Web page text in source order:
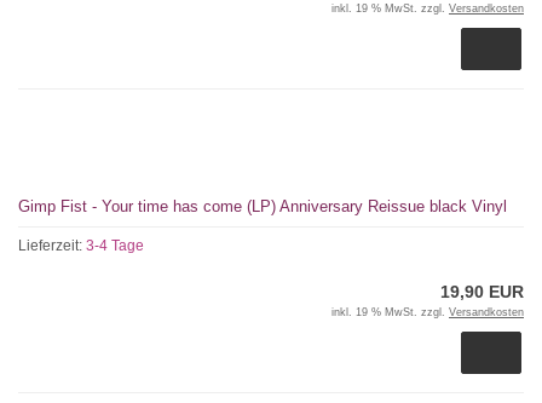
inkl. 19 % MwSt. zzgl. Versandkosten
Gimp Fist - Your time has come (LP) Anniversary Reissue black Vinyl
Lieferzeit: 3-4 Tage
19,90 EUR
inkl. 19 % MwSt. zzgl. Versandkosten